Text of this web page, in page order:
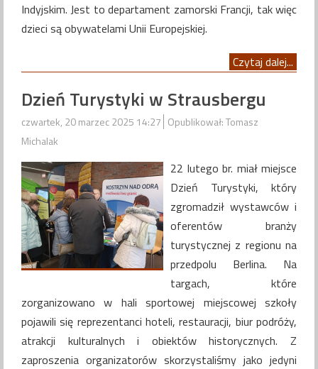
Indyjskim. Jest to departament zamorski Francji, tak więc
dzieci są obywatelami Unii Europejskiej.
Czytaj dalej...
Dzień Turystyki w Strausbergu
czwartek, 20 marzec 2025 14:27 Opublikował: Tomasz
Michalak
22 lutego br. miał miejsce
Dzień Turystyki, który
zgromadził wystawców i
oferentów branży
turystycznej z regionu na
przedpolu Berlina. Na
targach, które
zorganizowano w hali sportowej miejscowej szkoły
pojawili się reprezentanci hoteli, restauracji, biur podróży,
atrakcji kulturalnych i obiektów historycznych. Z
zaproszenia organizatorów skorzystaliśmy jako jedyni